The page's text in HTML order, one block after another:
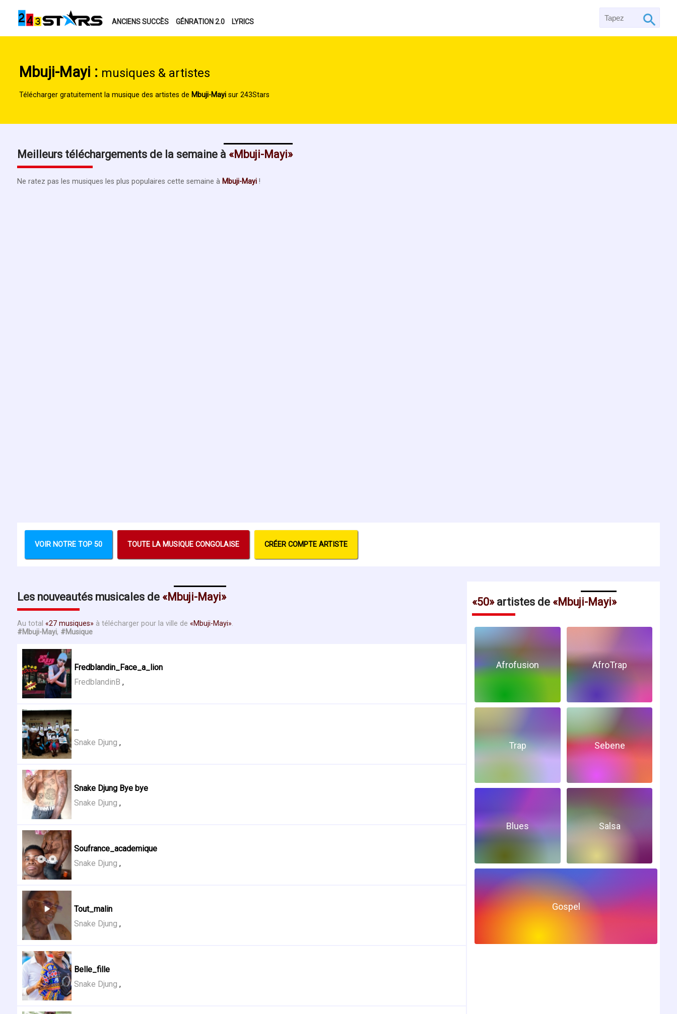
ANCIENS SUCCÈS GÉNRATION 2.0 LYRICS
Mbuji-Mayi : musiques & artistes
Télécharger gratuitement la musique des artistes de Mbuji-Mayi sur 243Stars
Meilleurs téléchargements de la semaine à Mbuji-Mayi
Ne ratez pas les musiques les plus populaires cette semaine à Mbuji-Mayi!
VOIR NOTRE TOP 50 TOUTE LA MUSIQUE CONGOLAISE CRÉER COMPTE ARTISTE
Les nouveautés musicales de Mbuji-Mayi
Au total 27 musiques à télécharger pour la ville de Mbuji-Mayi .
#Mbuji-Mayi, #Musique
Fredblandin_Face_a_lion
FredblandinB ,
...
Snake Djung ,
Snake Djung Bye bye
Snake Djung ,
Soufrance_academique
Snake Djung ,
Tout_malin
Snake Djung ,
Belle_fille
Snake Djung ,
50 artistes de Mbuji-Mayi
Afrofusion AfroTrap
Trap Sebene
Blues Salsa
Gospel